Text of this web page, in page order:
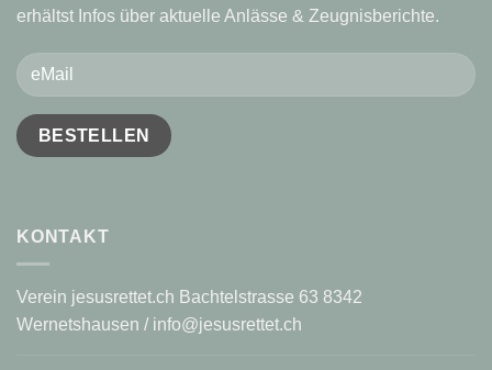
erhältst Infos über aktuelle Anlässe & Zeugnisberichte.
KONTAKT
Verein jesusrettet.ch Bachtelstrasse 63 8342
Wernetshausen / info@jesusrettet.ch